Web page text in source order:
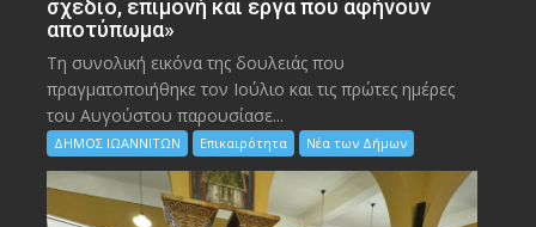
σχέδιο, επιμονή και έργα που αφήνουν
αποτύπωμα»
Τη συνολική εικόνα της δουλειάς που
πραγματοποιήθηκε τον Ιούλιο και τις πρώτες ημέρες
του Αυγούστου παρουσίασε...
ΔΗΜΟΣ ΙΩΑΝΝΙΤΩΝ Επικαιρότητα Νέα των Δήμων